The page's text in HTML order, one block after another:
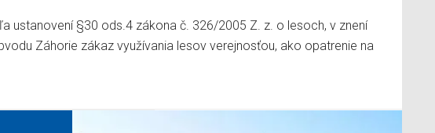
ustanovení §30 ods.4 zákona č. 326/2005 Z. z. o lesoch, v znení
Záhorie zákaz využívania lesov verejnosťou, ako opatrenie na